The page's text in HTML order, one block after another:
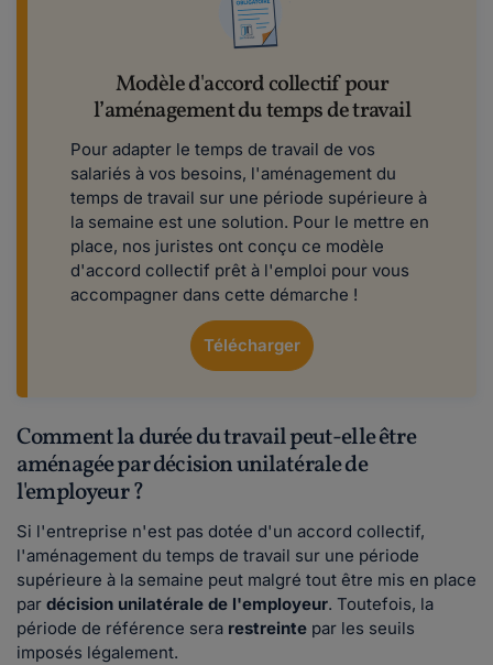
Modèle d'accord collectif pour
l’aménagement du temps de travail
Pour adapter le temps de travail de vos
salariés à vos besoins, l'aménagement du
temps de travail sur une période supérieure à
la semaine est une solution. Pour le mettre en
place, nos juristes ont conçu ce modèle
d'accord collectif prêt à l'emploi pour vous
accompagner dans cette démarche !
Télécharger
Comment la durée du travail peut-elle être
aménagée par décision unilatérale de
l'employeur ?
Si l'entreprise n'est pas dotée d'un accord collectif,
l'aménagement du temps de travail sur une période
supérieure à la semaine peut malgré tout être mis en place
par décision unilatérale de l'employeur. Toutefois, la
période de référence sera restreinte par les seuils
imposés légalement.